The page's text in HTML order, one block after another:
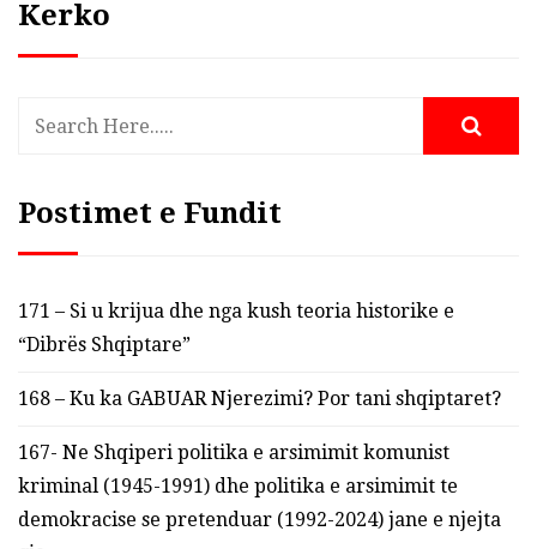
Kerko
Postimet e Fundit
171 – Si u krijua dhe nga kush teoria historike e
“Dibrës Shqiptare”
168 – Ku ka GABUAR Njerezimi? Por tani shqiptaret?
167- Ne Shqiperi politika e arsimimit komunist
kriminal (1945-1991) dhe politika e arsimimit te
demokracise se pretenduar (1992-2024) jane e njejta